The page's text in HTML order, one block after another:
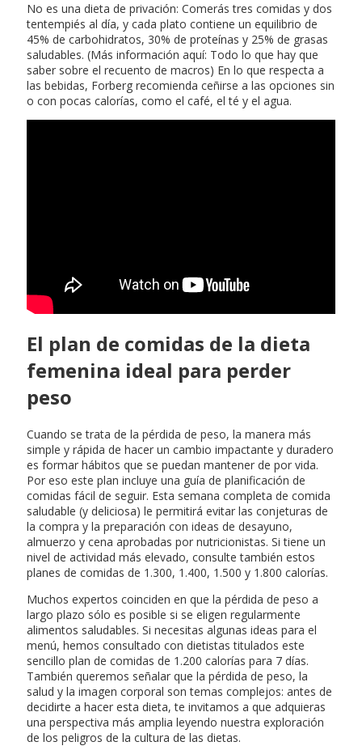
No es una dieta de privación: Comerás tres comidas y dos
tentempiés al día, y cada plato contiene un equilibrio de
45% de carbohidratos, 30% de proteínas y 25% de grasas
saludables. (Más información aquí: Todo lo que hay que
saber sobre el recuento de macros) En lo que respecta a
las bebidas, Forberg recomienda ceñirse a las opciones sin
o con pocas calorías, como el café, el té y el agua.
El plan de comidas de la dieta
femenina ideal para perder
peso
Cuando se trata de la pérdida de peso, la manera más
simple y rápida de hacer un cambio impactante y duradero
es formar hábitos que se puedan mantener de por vida.
Por eso este plan incluye una guía de planificación de
comidas fácil de seguir. Esta semana completa de comida
saludable (y deliciosa) le permitirá evitar las conjeturas de
la compra y la preparación con ideas de desayuno,
almuerzo y cena aprobadas por nutricionistas. Si tiene un
nivel de actividad más elevado, consulte también estos
planes de comidas de 1.300, 1.400, 1.500 y 1.800 calorías.
Muchos expertos coinciden en que la pérdida de peso a
largo plazo sólo es posible si se eligen regularmente
alimentos saludables. Si necesitas algunas ideas para el
menú, hemos consultado con dietistas titulados este
sencillo plan de comidas de 1.200 calorías para 7 días.
También queremos señalar que la pérdida de peso, la
salud y la imagen corporal son temas complejos: antes de
decidirte a hacer esta dieta, te invitamos a que adquieras
una perspectiva más amplia leyendo nuestra exploración
de los peligros de la cultura de las dietas.